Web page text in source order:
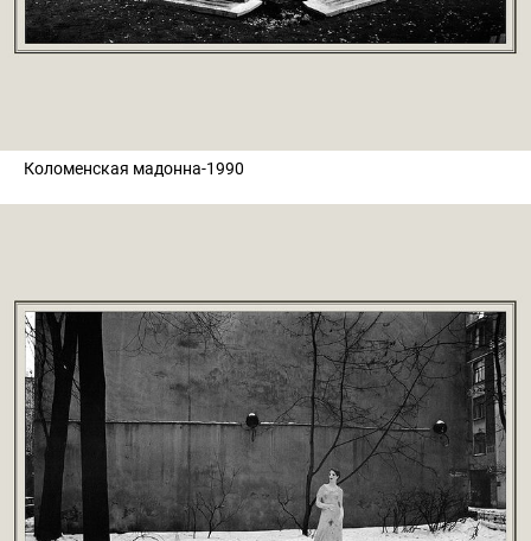
Коломенская мадонна-1990